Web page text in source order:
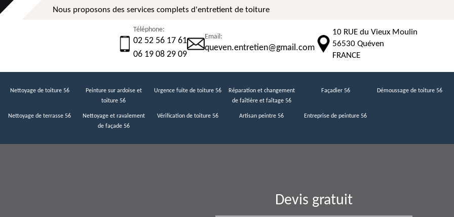
Nous proposons des services complets d'entretient de toiture
Téléphone:
02 52 56 17 61
06 19 08 29 09
Email:
queven.entretien@gmail.com
10 RUE du Vieux Moulin
56530 Quéven
FRANCE
Nettoyage de toiture 56
Peinture sur ardoise et
toiture 56
Urgence fuite de toiture 56
Réparation et changement
de faîtière et faîtage 56
Façadier 56 Démoussage de toiture 56
Nettoyage de terrasse 56
Nettoyage et ravalement
de façade 56
Vérification de toiture 56 Artisan peintre 56 Entreprise de peinture 56
Devis gratuit